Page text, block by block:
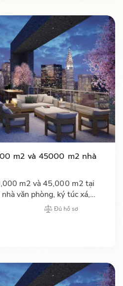
m2 và 45000 m2 nhà
m2 và 45,000 m2 tại
văn phòng, ký túc xá,
PCCC và trạm điện
Đủ hồ sơ